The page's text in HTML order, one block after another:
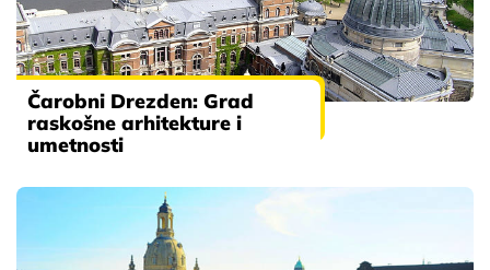
Čarobni Drezden: Grad
raskošne arhitekture i
umetnosti